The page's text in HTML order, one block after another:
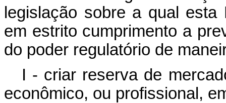
legislação sobre a qual
em estrito cumprimento a
do poder regulatório de
I - criar reserva de
econômico, ou profissional,